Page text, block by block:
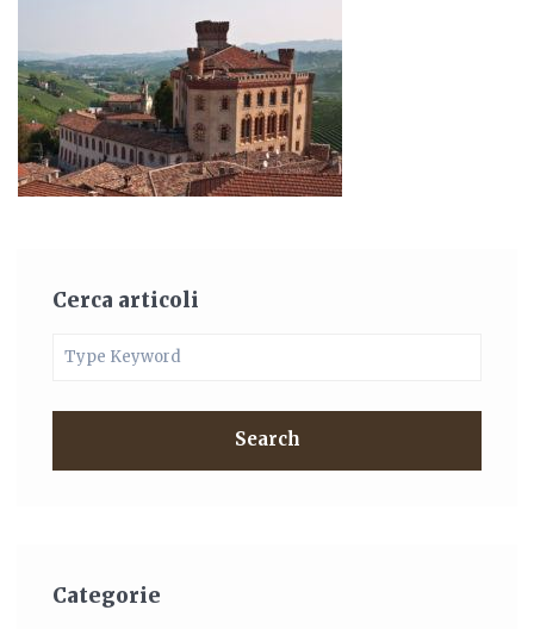
Cerca articoli
Search
Categorie